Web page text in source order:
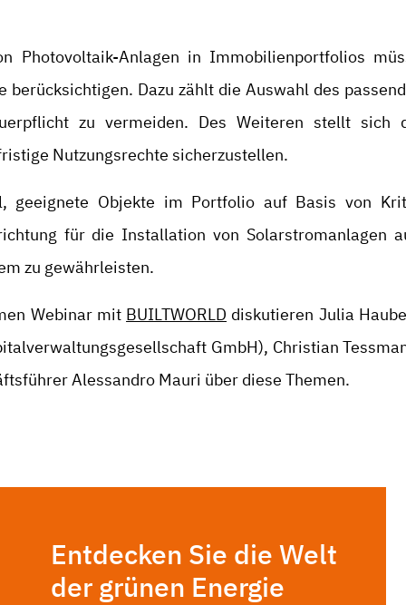
Photovoltaik-Anlagen in Immobilienportfolios
berücksichtigen. Dazu zählt die Auswahl des
zu vermeiden. Des Weiteren stellt sich
Nutzungsrechte sicherzustellen.
geeignete Objekte im Portfolio auf Basis von
für die Installation von Solarstromanlagen
zu gewährleisten.
Webinar mit BUILTWORLD diskutieren Julia
GmbH), Christian
Alessandro Mauri über diese Themen.
Entdecken Sie die Welt
der grünen Energie